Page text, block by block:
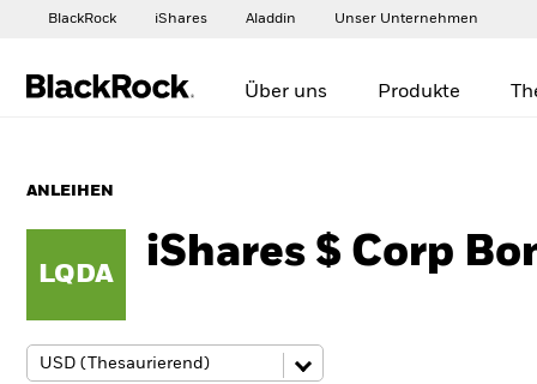
BlackRock iShares Aladdin Unser Unternehmen
Über uns Produkte
ANLEIHEN
LQDA iShares $ Corp